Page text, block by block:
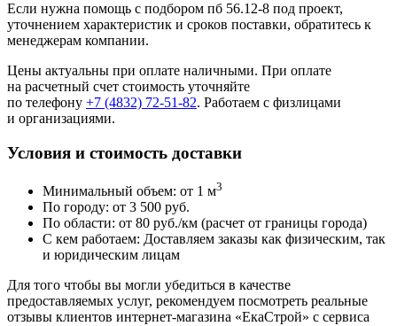
Если нужна помощь с подбором пб 56.12-8 под проект,
уточнением характеристик и сроков поставки, обратитесь к
менеджерам компании.
Цены актуальны при оплате наличными. При оплате
на расчетный счет стоимость уточняйте
по телефону +7 (4832) 72-51-82. Работаем с физлицами
и организациями.
Условия и стоимость доставки
Минимальный объем: от 1 м3
По городу: от 3 500 руб.
По области: от 80 руб./км (расчет от границы города)
С кем работаем: Доставляем заказы как физическим, так
и юридическим лицам
Для того чтобы вы могли убедиться в качестве
предоставляемых услуг, рекомендуем посмотреть реальные
отзывы клиентов интернет-магазина «ЕкаСтрой» с сервиса